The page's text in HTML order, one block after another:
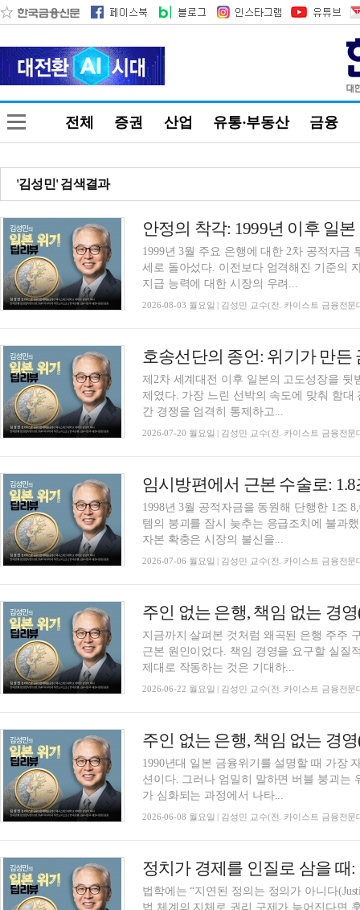
전체 증권 산업 유통·부동산 금융
'김성민' 검색결과
1999년 3월 주요 은행에 대한 2차 공적자
세로 돌아섰다. 이전보다 엄격해진 기준의
지급 능력에 대한 시장의 우려...
2026-08-03 월요일 | 김성민 교수(전. 카이스트 금융전문
제2차 세계대전 이후 일본의 고도성장을
제였다. 가장 느린 선박의 속도에 맞춰 함
간 경쟁을 엄격히 통제하고...
2026-07-20 월요일 | 김성민 교수(전. 카이스트 금융전문
1998년 3월 공적자금을 동원해 단행한 1조
템의 붕괴를 잠시 늦추는 응급조치에 불과
자본 확충은 시장의 불신을...
2026-07-06 월요일 | 김성민 교수(전. 카이스트 금융전문
지금까지 살펴본 것처럼 왜곡된 은행 주주
근본 원인이었다. 책임 경영을 요구할 실질
제대로 작동하는 것은 기대하...
2026-06-22 월요일 | 김성민 교수(전. 카이스트 금융전문
1990년대 일본 금융위기를 설명할 때 가장
션이다. 그러나 엄밀히 말하면 버블 붕괴는
가 심화되는 과정에서 나타...
2026-06-08 월요일 | 김성민 교수(전. 카이스트 금융전문
법학에는 “지연된 정의는 정의가 아니다
법 체계의 지체로 권리 구제가 늦어진다면